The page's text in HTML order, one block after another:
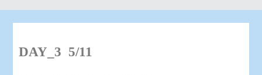
DAY_3 5/11